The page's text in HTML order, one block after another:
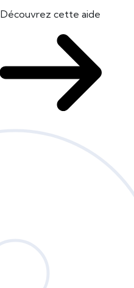
Découvrez cette aide